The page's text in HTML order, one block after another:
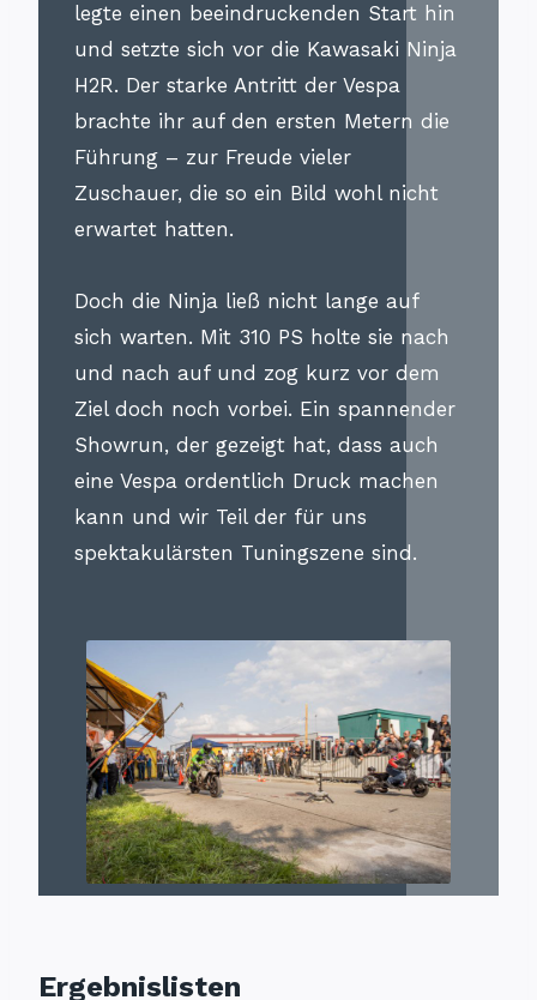
legte einen beeindruckenden Start hin
und setzte sich vor die Kawasaki Ninja
H2R. Der starke Antritt der Vespa
brachte ihr auf den ersten Metern die
Führung – zur Freude vieler
Zuschauer, die so ein Bild wohl nicht
erwartet hatten.
Doch die Ninja ließ nicht lange auf
sich warten. Mit 310 PS holte sie nach
und nach auf und zog kurz vor dem
Ziel doch noch vorbei. Ein spannender
Showrun, der gezeigt hat, dass auch
eine Vespa ordentlich Druck machen
kann und wir Teil der für uns
spektakulärsten Tuningszene sind.
Ergebnislisten